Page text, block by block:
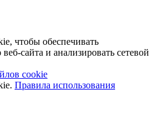
чтобы обеспечивать
сайта и анализировать сетевой
cookie
Правила использования